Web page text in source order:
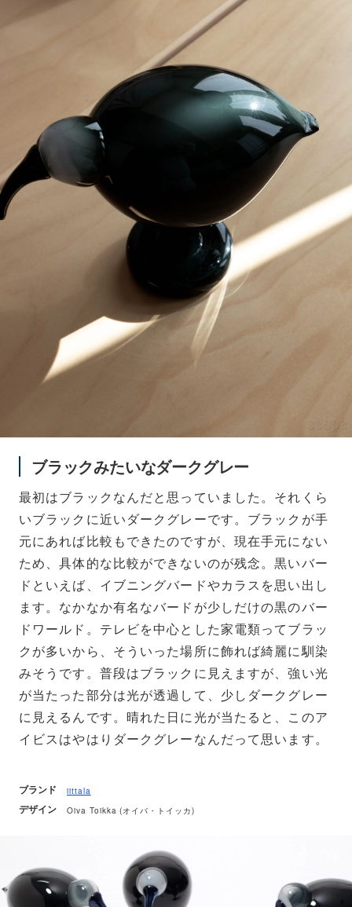
ブラックみたいなダークグレー
最初はブラックなんだと思っていました。それくら
いブラックに近いダークグレーです。ブラックが手
元にあれば比較もできたのですが、現在手元にない
ため、具体的な比較ができないのが残念。黒いバー
ドといえば、イブニングバードやカラスを思い出し
ます。なかなか有名なバードが少しだけの黒のバー
ドワールド。テレビを中心とした家電類ってブラッ
クが多いから、そういった場所に飾れば綺麗に馴染
みそうです。普段はブラックに見えますが、強い光
が当たった部分は光が透過して、少しダークグレー
に見えるんです。晴れた日に光が当たると、このア
イビスはやはりダークグレーなんだって思います。
ブランド iittala
デザイン Oiva Toikka (オイバ・トイッカ)